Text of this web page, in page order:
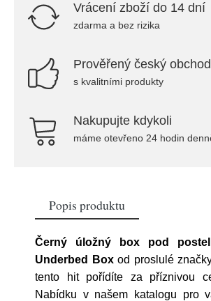
Vrácení zboží do 14 dní
zdarma a bez rizika
Prověřený český obchod
s kvalitními produkty
Nakupujte kdykoli
máme otevřeno 24 hodin
Popis produktu
Černý úložný box pod postel
Underbed Boxod proslulé
tento hit pořídíte za příznivou
Nabídku v našem katalogu pro